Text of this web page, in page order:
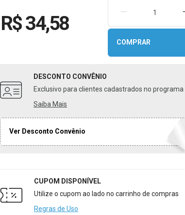
R$ 34,58
REMOVER UMA
COMPRAR
DESCONTO CONVÊNIO
Exclusivo para clientes cadastrados no programa
Saiba Mais
Ver Desconto Convênio
CUPOM DISPONÍVEL
Utilize o cupom ao lado no carrinho de compras
Regras de Uso